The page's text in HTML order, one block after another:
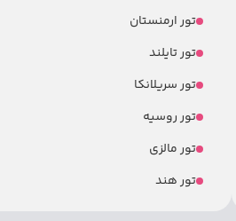
تور ارمنستان
تور تایلند
تور سریلانکا
تور روسیه
تور مالزی
تور هند